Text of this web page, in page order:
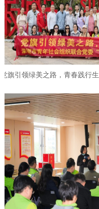
党旗引领绿美之路，青春践